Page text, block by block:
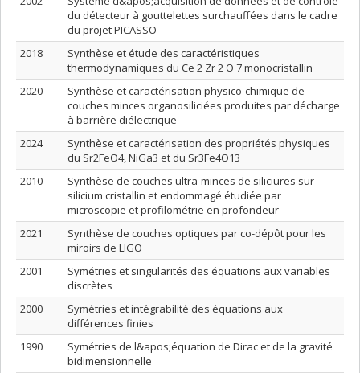
du détecteur à gouttelettes surchauffées dans le cadre
du projet PICASSO
2018
Synthèse et étude des caractéristiques
thermodynamiques du Ce 2 Zr 2 O 7 monocristallin
2020
Synthèse et caractérisation physico-chimique de
couches minces organosiliciées produites par décharge
à barrière diélectrique
2024
Synthèse et caractérisation des propriétés physiques
du Sr2FeO4, NiGa3 et du Sr3Fe4O13
2010
Synthèse de couches ultra-minces de siliciures sur
silicium cristallin et endommagé étudiée par
microscopie et profilométrie en profondeur
2021
Synthèse de couches optiques par co-dépôt pour les
miroirs de LIGO
2001
Symétries et singularités des équations aux variables
discrètes
2000
Symétries et intégrabilité des équations aux
différences finies
1990
Symétries de l&apos;équation de Dirac et de la gravité
bidimensionnelle